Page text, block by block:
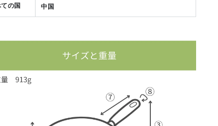
の国 中国